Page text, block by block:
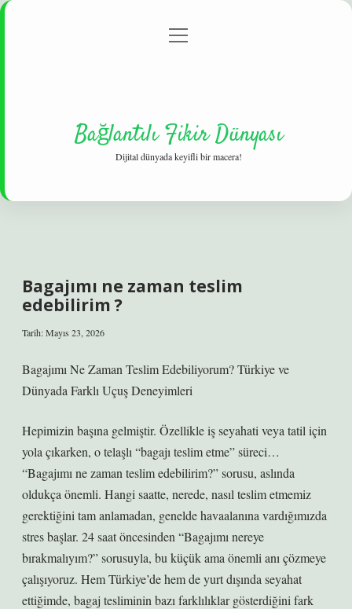
Gizlilik Politikası
menüyü
Bağlantılı Fikir Dünyası
Dijital dünyada keyifli bir macera!
Bagajımı ne zaman teslim
edebilirim ?
Tarih: Mayıs 23, 2026
Bagajımı Ne Zaman Teslim Edebiliyorum? Türkiye ve
Dünyada Farklı Uçuş Deneyimleri
Hepimizin başına gelmiştir. Özellikle iş seyahati veya tatil için
yola çıkarken, o telaşlı “bagajı teslim etme” süreci…
“Bagajımı ne zaman teslim edebilirim?” sorusu, aslında
oldukça önemli. Hangi saatte, nerede, nasıl teslim etmemiz
gerektiğini tam anlamadan, genelde havaalanına vardığımızda
stres başlar. 24 saat öncesinden “Bagajımı nereye
bırakmalıyım?” sorusuyla, bu küçük ama önemli anı çözmeye
çalışıyoruz. Hem Türkiye’de hem de yurt dışında seyahat
ettiğimde, bagaj tesliminin bazı farklılıklar gösterdiğini fark